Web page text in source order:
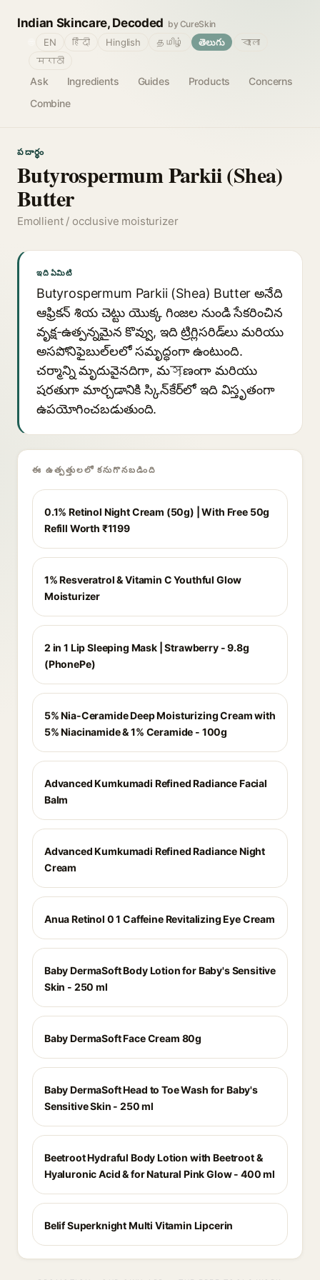
Indian Skincare, Decoded by CureSkin
Ask Ingredients Guides Products
Concerns
Combine
EN हिंदी Hinglish தமிழ் తెలుగు
বাংলা
मराठी
పదార్థం
Butyrospermum Parkii (Shea)
Butter
Emollient / occlusive moisturizer
ఇది ఏమిటి
Butyrospermum Parkii (Shea) Butter అనేది
ఆఫ్రికన్ శియ చెట్టు యొక్క గింజల నుండి సేకరించిన
వృక్ష-ఉత్పన్నమైన కొవ్వు, ఇది ట్రిగ్లిసరిడ్‌లు మరియు
అసపోనిఫైబుల్‌లలో సమృద్ధంగా ఉంటుంది.
చర్మాన్ని మృదువైనదిగా, మসৃణంగా మరియు
షరతుగా మార్చడానికి స్కిన్‌కేర్‌లో ఇది విస్తృతంగా
ఉపయోగించబడుతుంది.
ఈ ఉత్పత్తులలో కనుగొనబడింది
0.1% Retinol Night Cream (50g) | With Free 50g
Refill Worth ₹1199
1% Resveratrol & Vitamin C Youthful Glow
Moisturizer
2 in 1 Lip Sleeping Mask | Strawberry - 9.8g
(PhonePe)
5% Nia-Ceramide Deep Moisturizing Cream with
5% Niacinamide & 1% Ceramide - 100g
Advanced Kumkumadi Refined Radiance Facial
Balm
Advanced Kumkumadi Refined Radiance Night
Cream
Anua Retinol 0 1 Caffeine Revitalizing Eye Cream
Baby DermaSoft Body Lotion for Baby's Sensitive
Skin - 250 ml
Baby DermaSoft Face Cream 80g
Baby DermaSoft Head to Toe Wash for Baby's
Sensitive Skin - 250 ml
Beetroot Hydraful Body Lotion with Beetroot &
Hyaluronic Acid & for Natural Pink Glow - 400 ml
Belif Superknight Multi Vitamin Lipcerin